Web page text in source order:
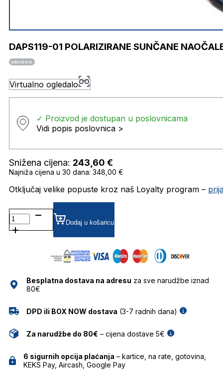
DAPS119-01 POLARIZIRANE SUNČANE
polarizirane
Virtualno ogledalo
✓ Proizvod je dostupan u poslovnicama
Vidi popis poslovnica >
Snižena cijena: 243,60 €
Najniža cijena u 30 dana: 348,00 €
Otključaj velike popuste kroz naš Loyalty program –
DAPS119-
01
POLARIZIRANE SUNČANE
Dodaj u košaricu
Besplatna dostava na adresu za sve narudžbe iznad
80€
DPD ili BOX NOW dostava (3-7 radnih dana)
Za narudžbe do 80€ – cijena dostave 5€
6 sigurnih opcija plaćanja – kartice, na rate, gotovina,
KEKS Pay, Aircash, Google Pay